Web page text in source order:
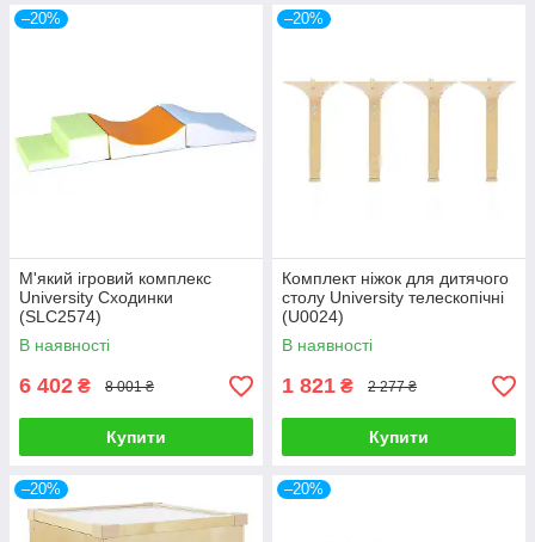
–20%
М'який ігровий комплекс
University Сходинки
(SLC2574)
В наявності
6 402 ₴ 8 001 ₴
Купити
–20%
Комплект ніжок для дитячого
столу University телескопічні
(U0024)
В наявності
1 821 ₴ 2 277 ₴
Купити
–20% –20%